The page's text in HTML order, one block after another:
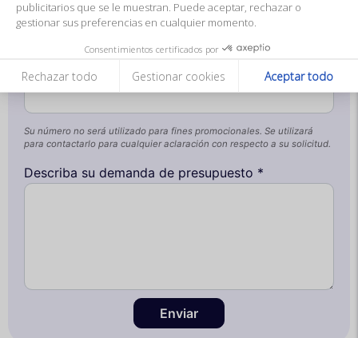
publicitarios que se le muestran. Puede aceptar, rechazar o
gestionar sus preferencias en cualquier momento.
Consentimientos certificados por
Rechazar todo Gestionar cookies Aceptar todo
Teléfono *
E-mail *
Su número no será utilizado para fines promocionales. Se utilizará
para contactarlo para cualquier aclaración con respecto a su solicitud.
Describa su demanda de presupuesto *
Enviar